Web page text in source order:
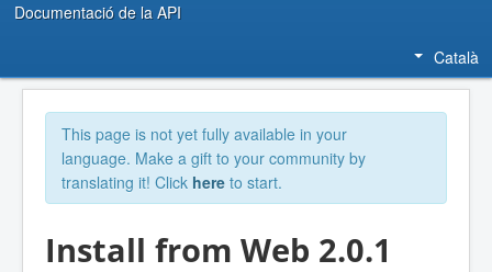
Documentació de la API
Català
This page is not yet fully available in your
language. Make a gift to your community by
translating it! Click here to start.
Install from Web 2.0.1